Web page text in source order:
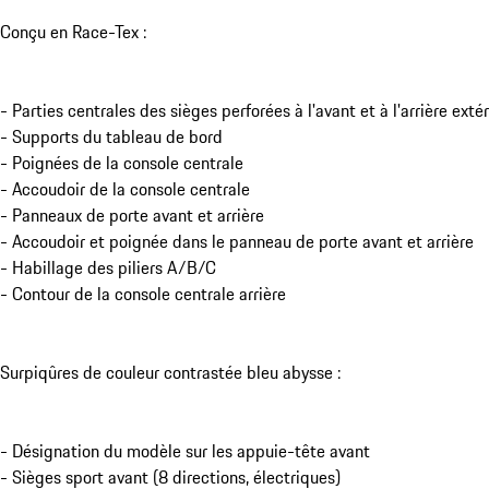
Conçu en Race-Tex :
- Parties centrales des sièges perforées à l'avant et à l'arrière
- Supports du tableau de bord
- Poignées de la console centrale
- Accoudoir de la console centrale
- Panneaux de porte avant et arrière
- Accoudoir et poignée dans le panneau de porte avant et arrière
- Habillage des piliers A/B/C
- Contour de la console centrale arrière
Surpiqûres de couleur contrastée bleu abysse :
- Désignation du modèle sur les appuie-tête avant
- Sièges sport avant (8 directions, électriques)